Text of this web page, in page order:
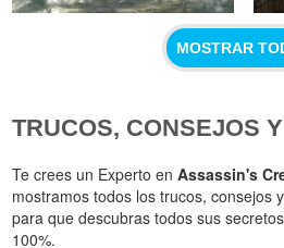
MOSTRAR
TRUCOS, CONSEJOS
Te crees un Experto enAssassin's
mostramos todos los trucos, consejos
para que descubras todos sus
100%.